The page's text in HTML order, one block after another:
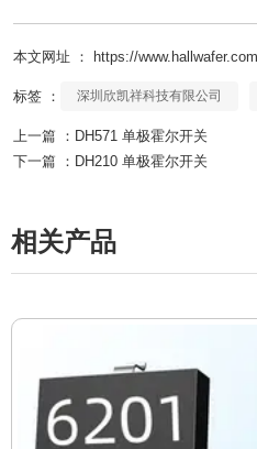
本文网址 ： https://
标签 ： 深圳欣凯祥科技有限公司
上一篇 ： DH571 单极霍尔开关
下一篇 ： DH210 单极霍尔开关
相关产品